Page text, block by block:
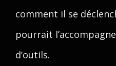
comment il se
pourrait
d’outils.